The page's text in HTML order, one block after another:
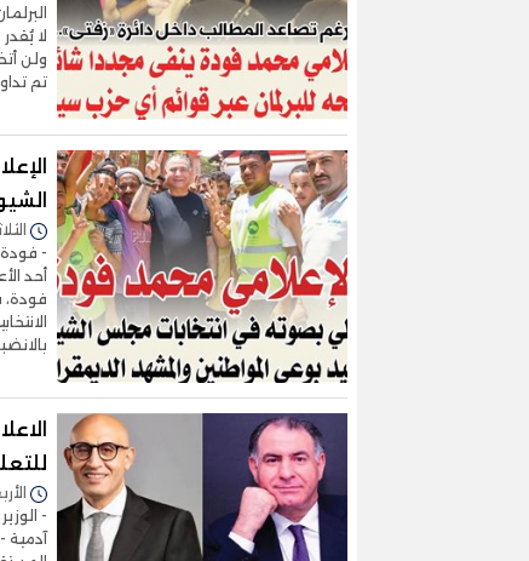
لا
ولن
تم
الثلاثاء 05/
-
أحد
فودة،
الأربعاء 23/
-
آدمية